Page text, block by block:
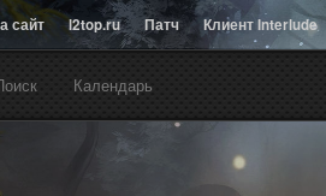
сайт l2top.ru Патч Клиент Interlude
Календарь